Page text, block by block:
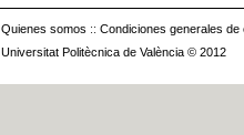
Quienes somos :: Condiciones generales de
Universitat Politècnica de València © 2012